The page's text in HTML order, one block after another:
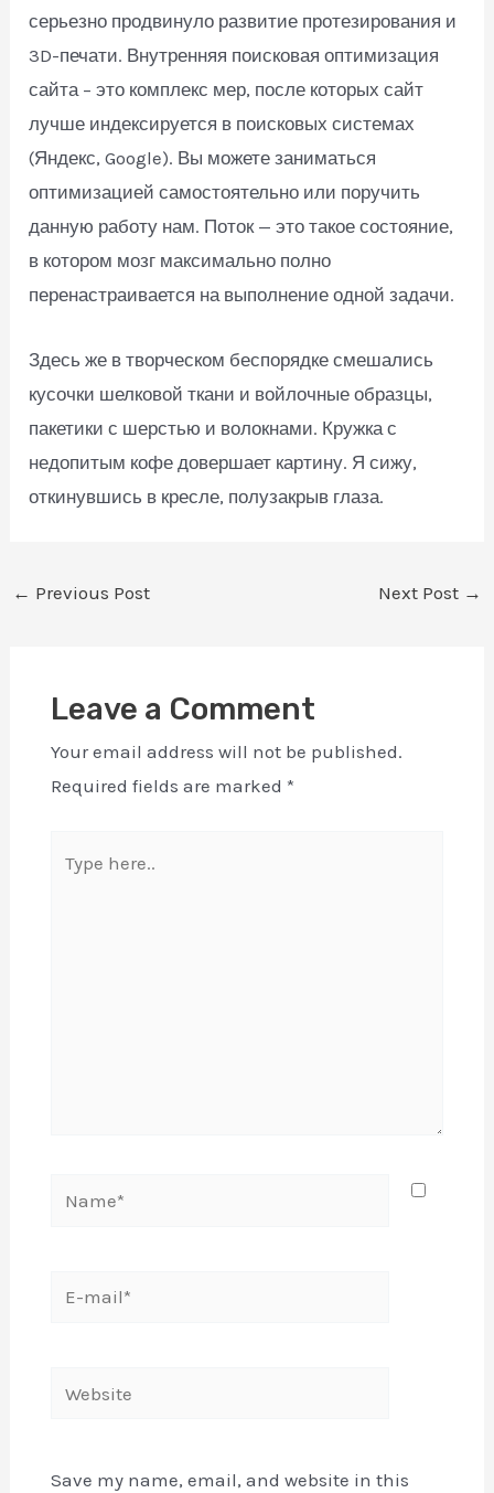
серьезно продвинуло развитие протезирования и
3D-печати. Внутренняя поисковая оптимизация
сайта – это комплекс мер, после которых сайт
лучше индексируется в поисковых системах
(Яндекс, Google). Вы можете заниматься
оптимизацией самостоятельно или поручить
данную работу нам. Поток — это такое состояние,
в котором мозг максимально полно
перенастраивается на выполнение одной задачи.
Здесь же в творческом беспорядке смешались
кусочки шелковой ткани и войлочные образцы,
пакетики с шерстью и волокнами. Кружка с
недопитым кофе довершает картину. Я сижу,
откинувшись в кресле, полузакрыв глаза.
← Previous Post Next Post →
Leave a Comment
Your email address will not be published.
Required fields are marked *
here..
Save my name, email, and website in this